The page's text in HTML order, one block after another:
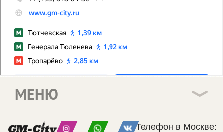
МЕНЮ
Телефон в Москве: